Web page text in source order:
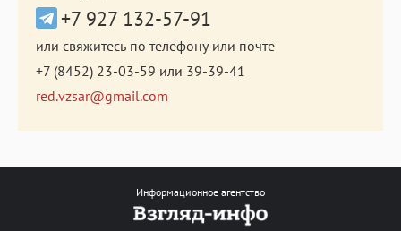
+7 927 132-57-91
или свяжитесь по телефону или почте
+7 (8452) 23-03-59 или 39-39-41
red.vzsar@gmail.com
Информационное агентство